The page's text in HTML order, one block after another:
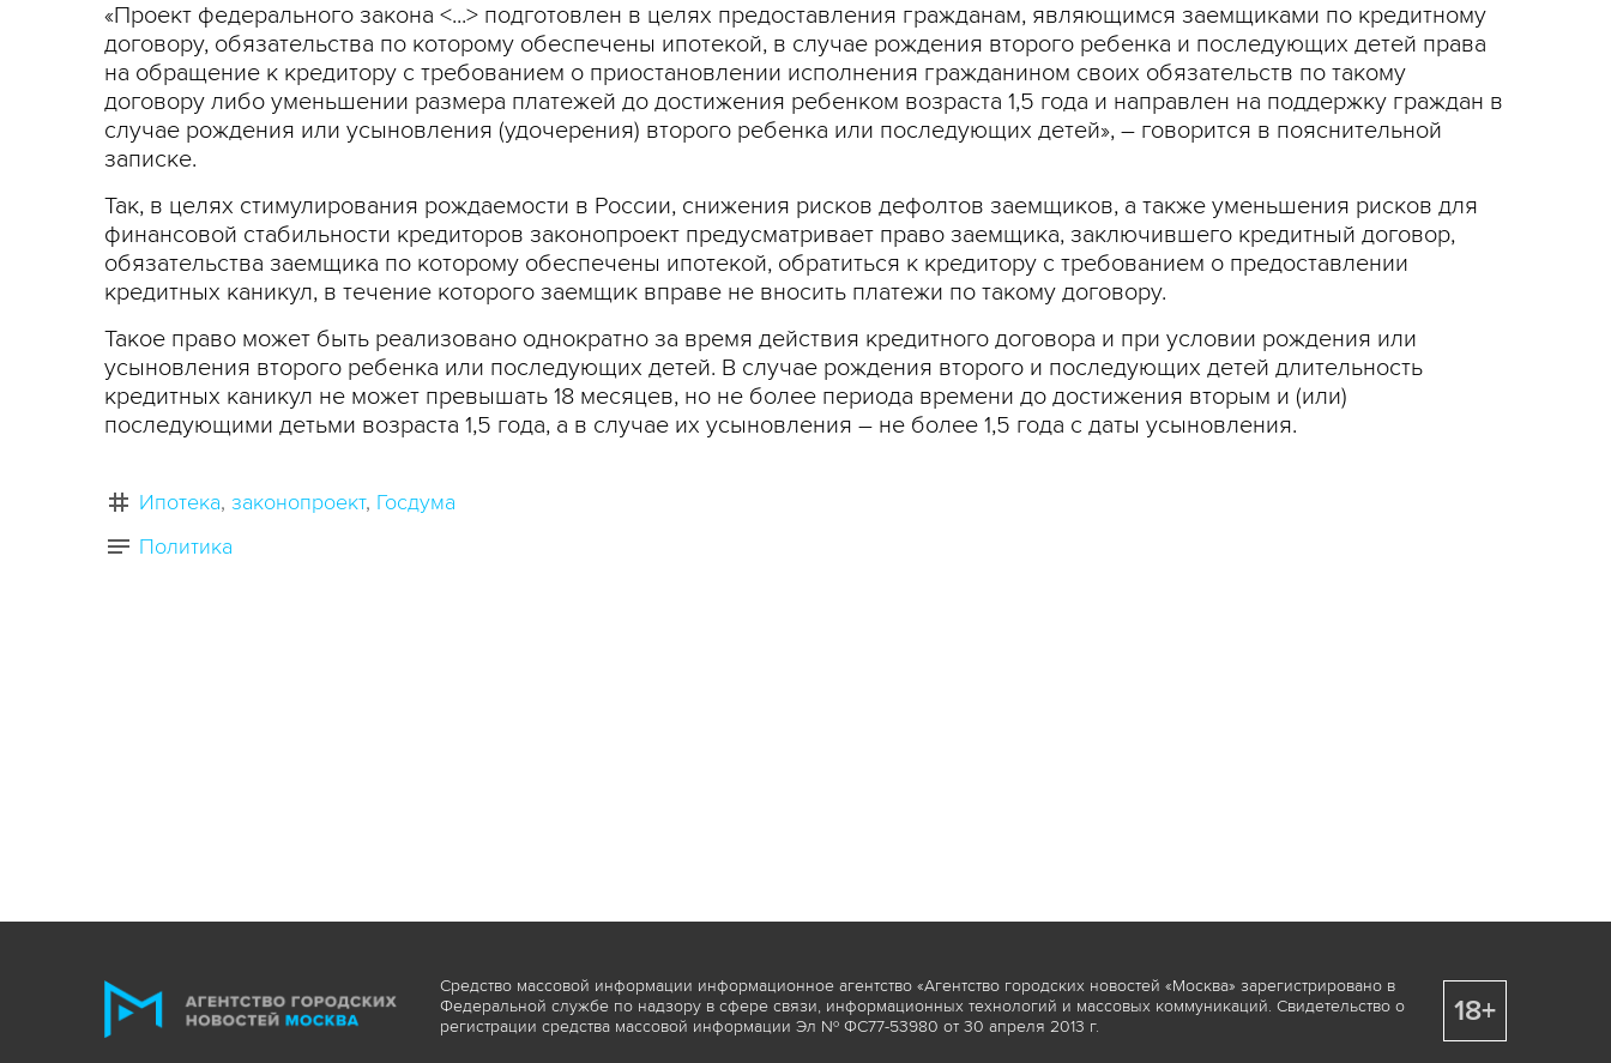
«Проект федерального закона <...> подготовлен в целях предоставления гражданам, являющимся заемщиками по кредитному
договору, обязательства по которому обеспечены ипотекой, в случае рождения второго ребенка и последующих детей права
на обращение к кредитору с требованием о приостановлении исполнения гражданином своих обязательств по такому
договору либо уменьшении размера платежей до достижения ребенком возраста 1,5 года и направлен на поддержку граждан в
случае рождения или усыновления (удочерения) второго ребенка или последующих детей», – говорится в пояснительной
записке.
Так, в целях стимулирования рождаемости в России, снижения рисков дефолтов заемщиков, а также уменьшения рисков для
финансовой стабильности кредиторов законопроект предусматривает право заемщика, заключившего кредитный договор,
обязательства заемщика по которому обеспечены ипотекой, обратиться к кредитору с требованием о предоставлении
кредитных каникул, в течение которого заемщик вправе не вносить платежи по такому договору.
Такое право может быть реализовано однократно за время действия кредитного договора и при условии рождения или
усыновления второго ребенка или последующих детей. В случае рождения второго и последующих детей длительность
кредитных каникул не может превышать 18 месяцев, но не более периода времени до достижения вторым и (или)
последующими детьми возраста 1,5 года, а в случае их усыновления – не более 1,5 года с даты усыновления.
Ипотека законопроект Госдума
Политика
Средство массовой информации информационное агентство «Агентство городских новостей «Москва» зарегистрировано в
Федеральной службе по надзору в сфере связи, информационных технологий и массовых коммуникаций. Свидетельство о
регистрации средства массовой информации Эл № ФС77-53980 от 30 апреля 2013 г.
18+